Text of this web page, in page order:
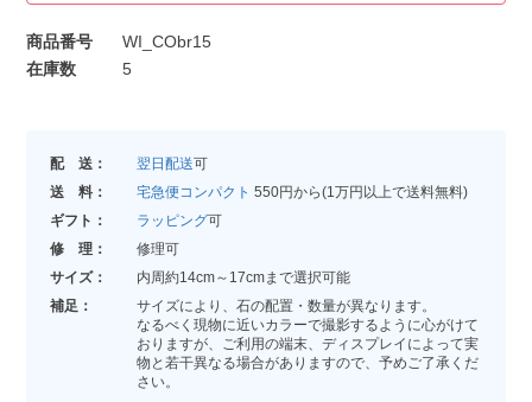
商品番号
WI_CObr15
在庫数
5
配 送： 翌日配送可
送 料：
宅急便コンパクト 550円から(1万円以上で送料無料)
ギフト：
ラッピング可
修 理：
修理可
サイズ：
内周約14cm～17cmまで選択可能
補足：
サイズにより、石の配置・数量が異なります。
なるべく現物に近いカラーで撮影するように心がけて
おりますが、ご利用の端末、ディスプレイによって実
物と若干異なる場合がありますので、予めご了承くだ
さい。